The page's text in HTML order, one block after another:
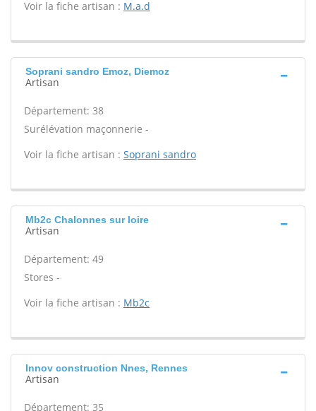
Voir la fiche artisan : M.a.d
Soprani sandro Emoz, Diemoz
Artisan
Département: 38
Surélévation maçonnerie -
Voir la fiche artisan : Soprani sandro
Mb2c Chalonnes sur loire
Artisan
Département: 49
Stores -
Voir la fiche artisan : Mb2c
Innov construction Nnes, Rennes
Artisan
Département: 35